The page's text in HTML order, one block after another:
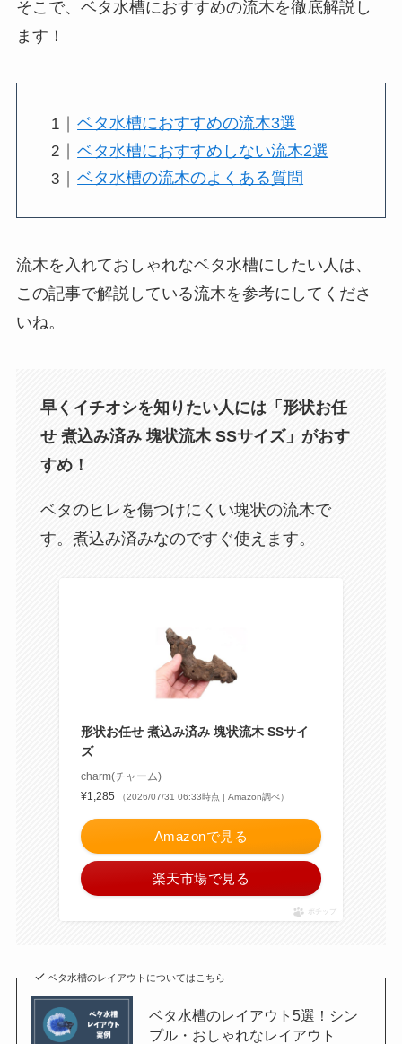
そこで、ベタ水槽におすすめの流木を徹底解説し
ます！
ベタ水槽におすすめの流木3選
ベタ水槽におすすめしない流木2選
ベタ水槽の流木のよくある質問
流木を入れておしゃれなベタ水槽にしたい人は、
この記事で解説している流木を参考にしてくださ
いね。
早くイチオシを知りたい人には「形状お任
せ 煮込み済み 塊状流木 SSサイズ」がおす
すめ！
ベタのヒレを傷つけにくい塊状の流木で
す。煮込み済みなのですぐ使えます。
形状お任せ 煮込み済み 塊状流木 SSサイ
ズ
charm(チャーム)
¥1,285
（2026/07/31 06:33時点 | Amazon調べ）
Amazonで見る
楽天市場で見る
ポチップ
ベタ水槽のレイアウトについてはこちら
ベタ水槽のレイアウト5選！シン
プル・おしゃれなレイアウト